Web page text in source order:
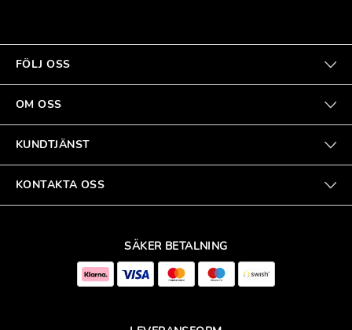
FÖLJ OSS
OM OSS
KUNDTJÄNST
KONTAKTA OSS
SÄKER BETALNING